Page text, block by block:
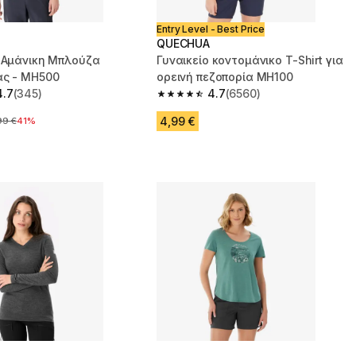
Αμάνικη Μπλούζα
- MH500
stars from 345 reviews
(345)
τιμή
€41%
Entry Level - Best Price
QUECHUA
Γυναικείο κοντομάνικο T-Shirt για
ορεινή πεζοπορία MH100
4.7
4.7 out of 5 stars from 6560 reviews
(6560)
4,99 €